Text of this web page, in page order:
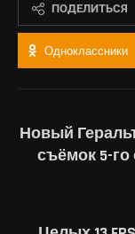
ПОДЕЛИТЬСЯ
Одноклассники
Новый
съёмок 5-го